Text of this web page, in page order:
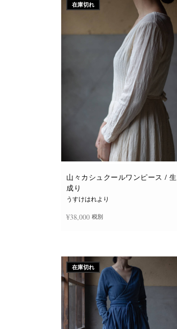
在庫切れ
山々カシュクールワンピース / 生
成り
うすけはれより
¥38,000 税別
在庫切れ